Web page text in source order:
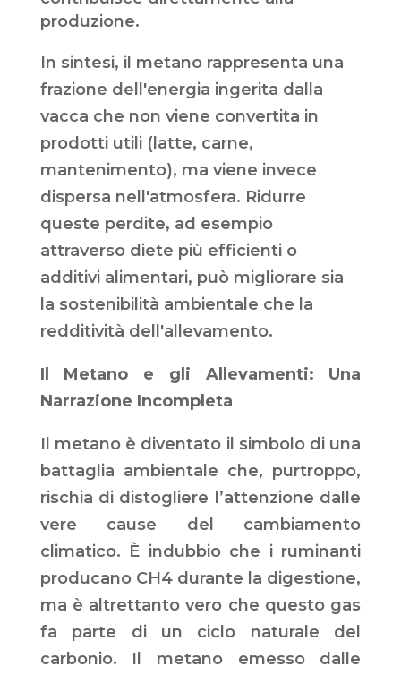
produzione.
In sintesi, il metano rappresenta una
frazione dell'energia ingerita dalla
vacca che non viene convertita in
prodotti utili (latte, carne,
mantenimento), ma viene invece
dispersa nell'atmosfera. Ridurre
queste perdite, ad esempio
attraverso diete più efficienti o
additivi alimentari, può migliorare sia
la sostenibilità ambientale che la
redditività dell'allevamento.
Il Metano e gli Allevamenti: Una
Narrazione Incompleta
Il metano è diventato il simbolo di una
battaglia ambientale che, purtroppo,
rischia di distogliere l’attenzione dalle
vere cause del cambiamento
climatico. È indubbio che i ruminanti
producano CH4 durante la digestione,
ma è altrettanto vero che questo gas
fa parte di un ciclo naturale del
carbonio. Il metano emesso dalle